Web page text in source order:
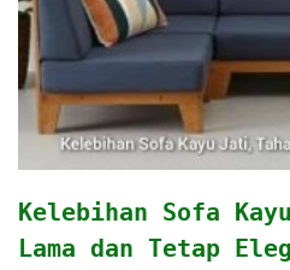
Kelebihan Sofa
Lama dan Tetap